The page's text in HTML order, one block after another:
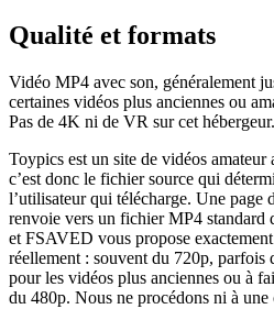
Qualité et formats
Vidéo MP4 avec son, généralement
certaines vidéos plus anciennes ou
Pas de 4K ni de VR sur cet hébergeur.
Toypics est un site de vidéos
c’est donc le fichier source qui
l’utilisateur qui télécharge. Une page
renvoie vers un fichier MP4 standard
et FSAVED vous propose
réellement : souvent du 720p, parfois
pour les vidéos plus anciennes ou à
du 480p. Nous ne procédons ni à